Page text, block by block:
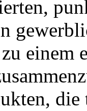
einem